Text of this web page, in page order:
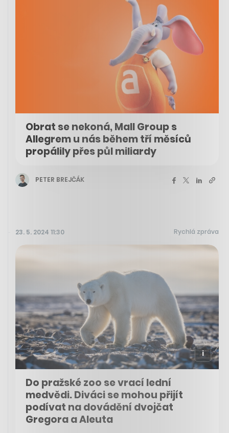
Obrat se nekoná, Mall Group s
Allegrem u nás během tří měsíců
propálily přes půl miliardy
PETER BREJČÁK
23. 5. 2024 11:30 Rychlá zpráva
Do pražské zoo se vrací lední
medvědi. Diváci se mohou přijít
podívat na dovádění dvojčat
Gregora a Aleuta